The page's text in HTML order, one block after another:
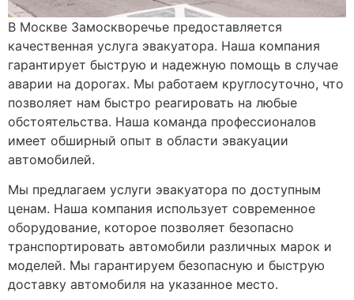
В Москве Замоскворечье предоставляется
качественная услуга эвакуатора. Наша компания
гарантирует быструю и надежную помощь в случае
аварии на дорогах. Мы работаем круглосуточно, что
позволяет нам быстро реагировать на любые
обстоятельства. Наша команда профессионалов
имеет обширный опыт в области эвакуации
автомобилей.
Мы предлагаем услуги эвакуатора по доступным
ценам. Наша компания использует современное
оборудование, которое позволяет безопасно
транспортировать автомобили различных марок и
моделей. Мы гарантируем безопасную и быструю
доставку автомобиля на указанное место.